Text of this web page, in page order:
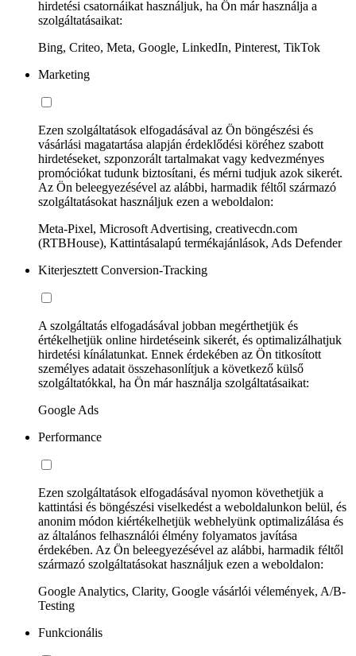
hirdetési csatornáikat használjuk, ha Ön már használja a
szolgáltatásaikat:
Bing, Criteo, Meta, Google, LinkedIn, Pinterest, TikTok
Marketing
Ezen szolgáltatások elfogadásával az Ön böngészési és
vásárlási magatartása alapján érdeklődési köréhez szabott
hirdetéseket, szponzorált tartalmakat vagy kedvezményes
promóciókat tudunk biztosítani, és mérni tudjuk azok sikerét.
Az Ön beleegyezésével az alábbi, harmadik féltől származó
szolgáltatásokat használjuk ezen a weboldalon:
Meta-Pixel, Microsoft Advertising, creativecdn.com
(RTBHouse), Kattintásalapú termékajánlások, Ads Defender
Kiterjesztett Conversion-Tracking
A szolgáltatás elfogadásával jobban megérthetjük és
értékelhetjük online hirdetéseink sikerét, és optimalizálhatjuk
hirdetési kínálatunkat. Ennek érdekében az Ön titkosított
személyes adatait összehasonlítjuk a következő külső
szolgáltatókkal, ha Ön már használja szolgáltatásaikat:
Google Ads
Performance
Ezen szolgáltatások elfogadásával nyomon követhetjük a
kattintási és böngészési viselkedést a weboldalunkon belül, és
anonim módon kiértékelhetjük webhelyünk optimalizálása és
az általános felhasználói élmény folyamatos javítása
érdekében. Az Ön beleegyezésével az alábbi, harmadik féltől
származó szolgáltatásokat használjuk ezen a weboldalon:
Google Analytics, Clarity, Google vásárlói vélemények, A/B-
Testing
Funkcionális